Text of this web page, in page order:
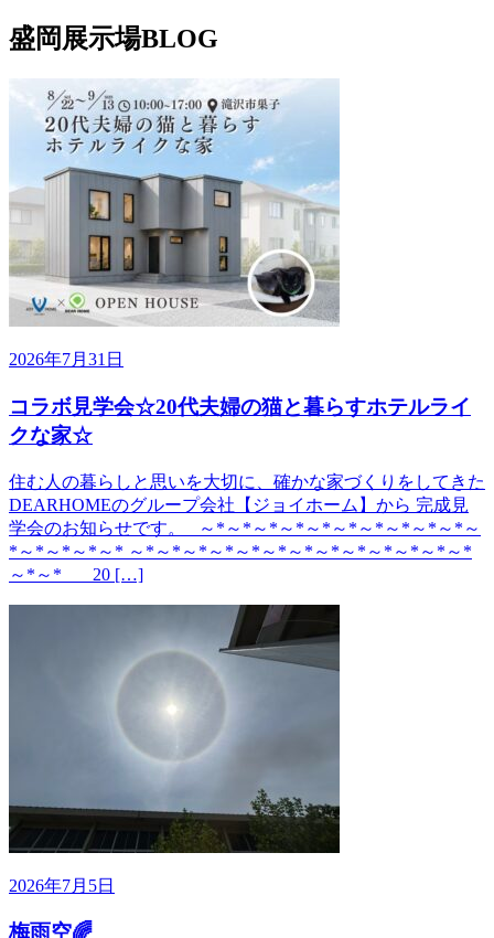
盛岡展示場BLOG
2026年7月31日
コラボ見学会☆20代夫婦の猫と暮らすホテルライ
クな家☆
住む人の暮らしと思いを大切に、確かな家づくりをしてきた
DEARHOMEのグループ会社【ジョイホーム】から 完成見
学会のお知らせです。 ～*～*～*～*～*～*～*～*～*～*～
*～*～*～*～* ～*～*～*～*～*～*～*～*～*～*～*～*～*
～*～* 20 […]
2026年7月5日
梅雨空🌈